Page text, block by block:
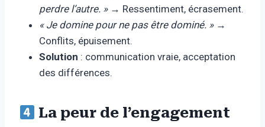
perdre l’autre. »→ Ressentiment, écrasement.
« Je domine pour ne pas être dominé. »→
Conflits, épuisement.
Solution : communication vraie, acceptation
des différences.
La peur de l’engagement